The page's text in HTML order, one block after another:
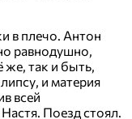
в плечо. Антон
равнодушно,
же, так и быть,
и материя
всей
Поезд стоял.